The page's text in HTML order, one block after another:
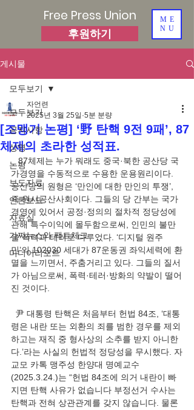
Free Press Union
후원하기
ME
NU
게시물
모두보기
공지사항
성명
논평
보도자료
언론보도
자료실
가짜뉴스와 팩트체크
미디어리포트
모두보기
[조맹기 논평] ‘野 탄핵 9전 9패’, 87
체제의 초라한 성적표.
자언련
2025년 3월 25일 5분 분량
87체제는 누가 뭐래도 중국·북한 공산당 국
가경영을 수동적으로 수용한 운용원리이다.
공산당의 원형은 ‘만인에 대한 만인의 투쟁’,
즉 원시공산사회이다. 그들의 당 간부는 국가
경영에 있어서 공정·정의의 절차적 정당성에
관해 특수이익에 몰두함으로써, 인민의 불만
을 폭력과 테러로 다루었다. ‘디지털 원주
민’의 102030 세대가 87운동권 좌익세력에 환
멸을 느끼면서, 주춤거리고 있다. 그들의 질서
가 아님으로써, 폭력·테러·방화의 약발이 떨어
진 것이다.
尹 대통령 탄핵은 처음부터 헌법 84조, ‘대통
령은 내란 또는 외환의 죄를 범한 경우를 제외
하고는 재직 중 형사상의 소추를 받지 아니한
다.’라는 사실의 헌법적 정당성을 무시했다. 자
교모 카톡 맹주성 한양대 명예교수
(2025.3.24.)는 “헌법 84조에 의거 내란이 빠
지면 탄핵 사유가 없습니다 부정선거 수사는
탄핵과 전혀 상관관계를 갖지 않습니다. 물론